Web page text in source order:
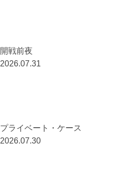
開戦前夜
2026.07.31
プライベート・ケース
2026.07.30